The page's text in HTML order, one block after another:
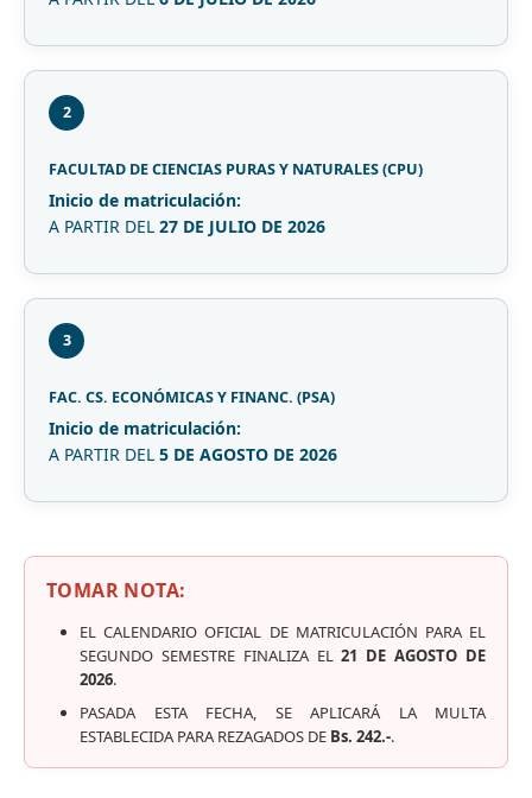
2
FACULTAD DE CIENCIAS PURAS Y NATURALES (CPU)
Inicio de matriculación:
A PARTIR DEL 27 DE JULIO DE 2026
3
FAC. CS. ECONÓMICAS Y FINANC. (PSA)
Inicio de matriculación:
A PARTIR DEL 5 DE AGOSTO DE 2026
TOMAR NOTA:
EL CALENDARIO OFICIAL DE MATRICULACIÓN PARA EL
SEGUNDO SEMESTRE FINALIZA EL21 DE AGOSTO DE
2026.
PASADA ESTA FECHA, SE APLICARÁ LA MULTA
ESTABLECIDA PARA REZAGADOS DE Bs. 242.-.